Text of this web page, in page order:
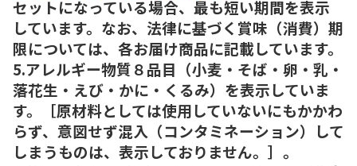
セットになっている場合、最も短い期間を表示
しています。なお、法律に基づく賞味（消費）期
限については、各お届け商品に記載しています。
5.アレルギー物質８品目（小麦・そば・卵・乳・
落花生・えび・かに・くるみ）を表示していま
す。［原材料としては使用していないにもかかわ
らず、意図せず混入（コンタミネーション）して
しまうものは、表示しておりません。］。